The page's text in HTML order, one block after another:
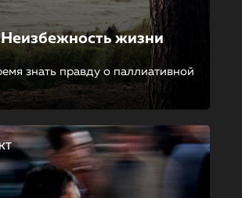
жизни
знать правду о паллиативной